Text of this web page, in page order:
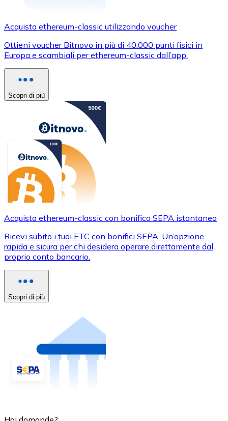
Acquista ethereum-classic utilizzando voucher
Ottieni voucher Bitnovo in più di 40.000 punti fisici in
Europa e scambiali per ethereum-classic dall’app.
Scopri di più
Acquista ethereum-classic con bonifico SEPA istantaneo
Ricevi subito i tuoi ETC con bonifici SEPA. Un’opzione
rapida e sicura per chi desidera operare direttamente dal
proprio conto bancario.
Scopri di più